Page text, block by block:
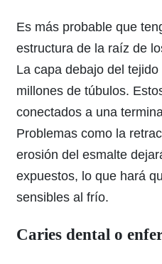
Es más probable que
estructura de la raíz de
La capa debajo del
millones de túbulos.
conectados a una
Problemas como la
erosión del esmalte
expuestos, lo que hará
sensibles al frío.
Caries dental o